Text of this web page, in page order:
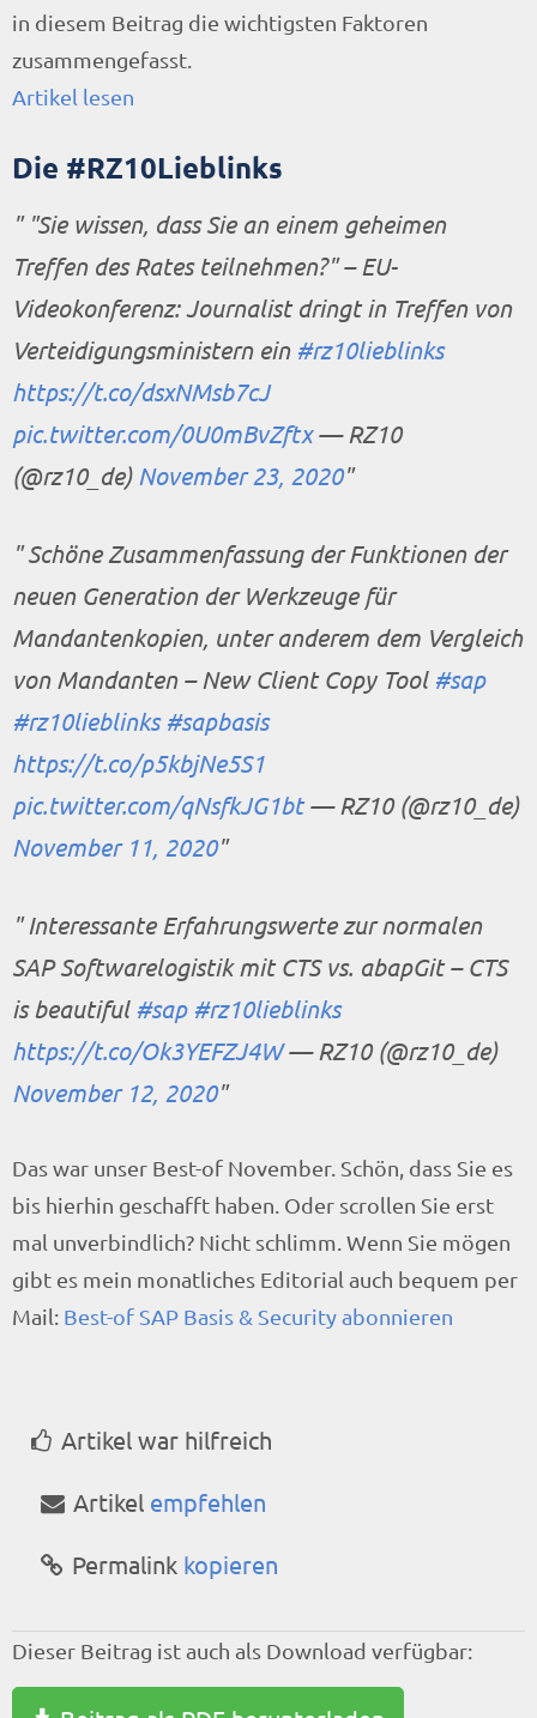
in diesem Beitrag die wichtigsten Faktoren
zusammengefasst.
Artikel lesen
Die #RZ10Lieblinks
"Sie wissen, dass Sie an einem geheimen
Treffen des Rates teilnehmen?" – EU-
Videokonferenz: Journalist dringt in Treffen von
Verteidigungsministern ein #rz10lieblinks
https://t.co/dsxNMsb7cJ
pic.twitter.com/0U0mBvZftx — RZ10
(@rz10_de) November 23, 2020
Schöne Zusammenfassung der Funktionen der
neuen Generation der Werkzeuge für
Mandantenkopien, unter anderem dem Vergleich
von Mandanten – New Client Copy Tool #sap
#rz10lieblinks #sapbasis
https://t.co/p5kbjNe5S1
pic.twitter.com/qNsfkJG1bt — RZ10 (@rz10_de)
November 11, 2020
Interessante Erfahrungswerte zur normalen
SAP Softwarelogistik mit CTS vs. abapGit – CTS
is beautiful #sap #rz10lieblinks
https://t.co/Ok3YEFZJ4W — RZ10 (@rz10_de)
November 12, 2020
Das war unser Best-of November. Schön, dass Sie es
bis hierhin geschafft haben. Oder scrollen Sie erst
mal unverbindlich? Nicht schlimm. Wenn Sie mögen
gibt es mein monatliches Editorial auch bequem per
Mail: Best-of SAP Basis & Security abonnieren
Artikel war hilfreich
Artikel empfehlen
Permalink kopieren
Dieser Beitrag ist auch als Download verfügbar: